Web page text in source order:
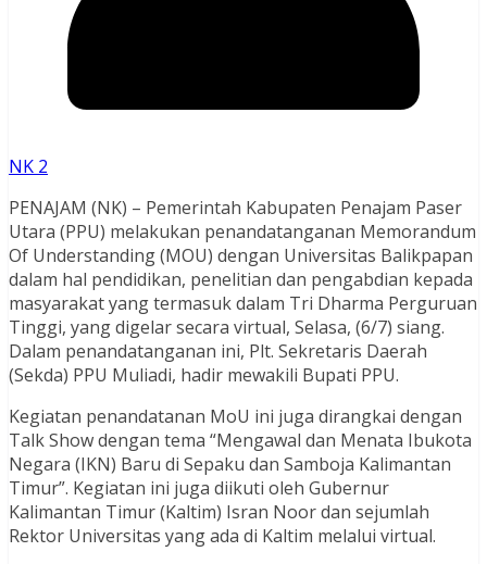
NK 2
PENAJAM (NK) – Pemerintah Kabupaten Penajam Paser
Utara (PPU) melakukan penandatanganan Memorandum
Of Understanding (MOU) dengan Universitas Balikpapan
dalam hal pendidikan, penelitian dan pengabdian kepada
masyarakat yang termasuk dalam Tri Dharma Perguruan
Tinggi, yang digelar secara virtual, Selasa, (6/7) siang.
Dalam penandatanganan ini, Plt. Sekretaris Daerah
(Sekda) PPU Muliadi, hadir mewakili Bupati PPU.
Kegiatan penandatanan MoU ini juga dirangkai dengan
Talk Show dengan tema “Mengawal dan Menata Ibukota
Negara (IKN) Baru di Sepaku dan Samboja Kalimantan
Timur”. Kegiatan ini juga diikuti oleh Gubernur
Kalimantan Timur (Kaltim) Isran Noor dan sejumlah
Rektor Universitas yang ada di Kaltim melalui virtual.